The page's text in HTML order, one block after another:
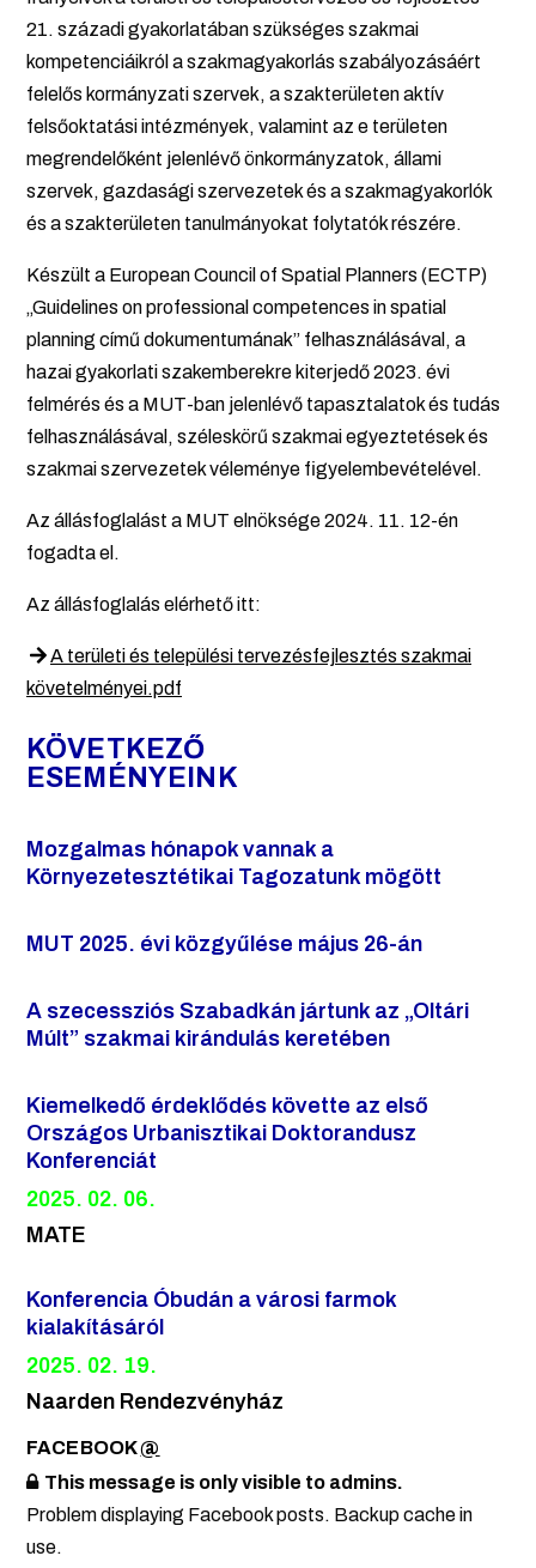
21. századi gyakorlatában szükséges szakmai
kompetenciáikról a szakmagyakorlás szabályozásáért
felelős kormányzati szervek, a szakterületen aktív
felsőoktatási intézmények, valamint az e területen
megrendelőként jelenlévő önkormányzatok, állami
szervek, gazdasági szervezetek és a szakmagyakorlók
és a szakterületen tanulmányokat folytatók részére.
Készült a European Council of Spatial Planners (ECTP)
„Guidelines on professional competences in spatial
planning című dokumentumának” felhasználásával, a
hazai gyakorlati szakemberekre kiterjedő 2023. évi
felmérés és a MUT-ban jelenlévő tapasztalatok és tudás
felhasználásával, széleskörű szakmai egyeztetések és
szakmai szervezetek véleménye figyelembevételével.
Az állásfoglalást a MUT elnöksége 2024. 11. 12-én
fogadta el.
Az állásfoglalás elérhető itt:
A területi és települési tervezésfejlesztés szakmai
követelményei.pdf
KÖVETKEZŐ
ESEMÉNYEINK
Mozgalmas hónapok vannak a
Környezetesztétikai Tagozatunk mögött
MUT 2025. évi közgyűlése május 26-án
A szecessziós Szabadkán jártunk az „Oltári
Múlt” szakmai kirándulás keretében
Kiemelkedő érdeklődés követte az első
Országos Urbanisztikai Doktorandusz
Konferenciát
2025. 02. 06.
MATE
Konferencia Óbudán a városi farmok
kialakításáról
2025. 02. 19.
Naarden Rendezvényház
FACEBOOK@
This message is only visible to admins.
Problem displaying Facebook posts. Backup cache in
use.